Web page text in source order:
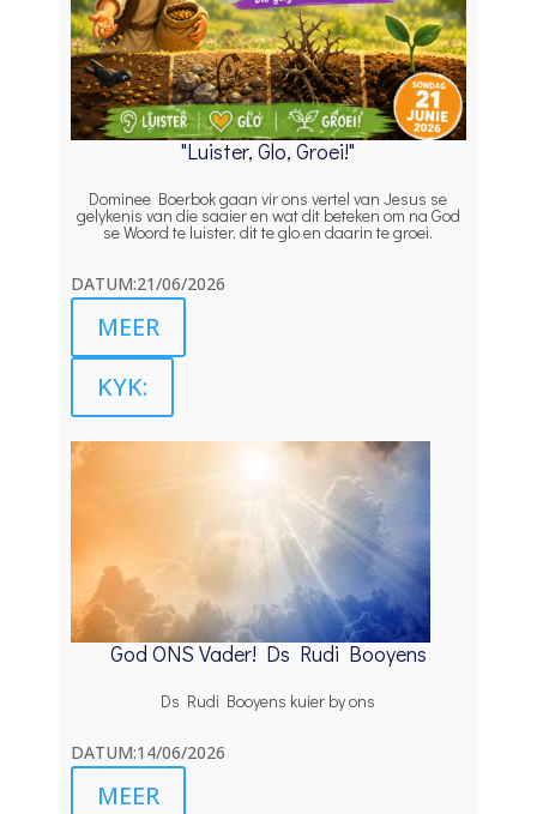
"Luister, Glo, Groei!"
Dominee Boerbok gaan vir ons vertel van Jesus se
gelykenis van die saaier en wat dit beteken om na God
se Woord te luister, dit te glo en daarin te groei.
DATUM:21/06/2026
MEER
KYK:
God ONS Vader! Ds Rudi Booyens
Ds Rudi Booyens kuier by ons
DATUM:14/06/2026
MEER